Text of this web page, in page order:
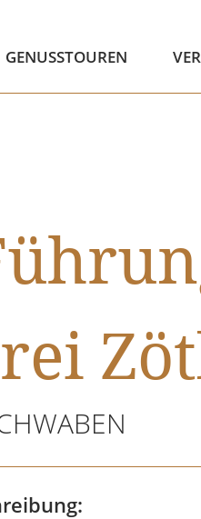
GENUSSTOUREN